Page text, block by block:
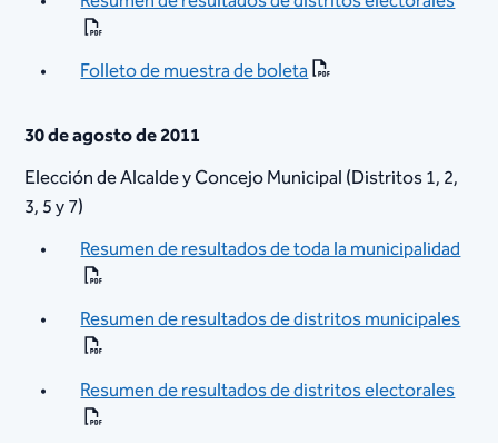
Folleto de muestra de boleta
30 de agosto de 2011
Elección de Alcalde y Concejo Municipal (Distritos 1, 2,
3, 5 y 7)
Resumen de resultados de toda la municipalidad
Resumen de resultados de distritos municipales
Resumen de resultados de distritos electorales